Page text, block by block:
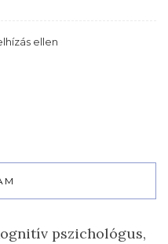
ellen
pszichológus,